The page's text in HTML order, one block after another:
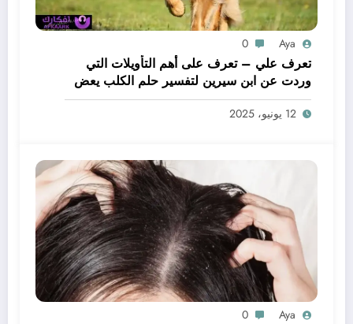
Aya
0
تعرف علي – تعرف على أهم التأويلات التي
وردت عن ابن سيرين لتفسير حلم الكلب يعض
يدي – بالتفصيل
12 يونيو، 2025
Aya
0